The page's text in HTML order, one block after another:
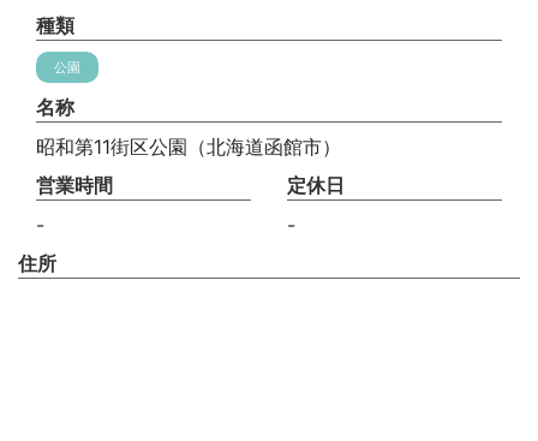
種類
公園
名称
昭和第11街区公園（北海道函館市）
営業時間
-
定休日
-
住所